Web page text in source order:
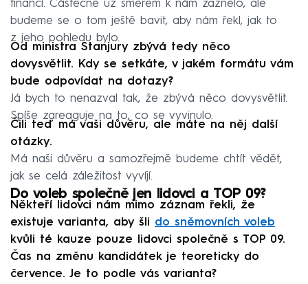
financí. Částečně už směrem k nám zaznělo, ale
budeme se o tom ještě bavit, aby nám řekl, jak to
z jeho pohledu bylo.
Od ministra Stanjury zbývá tedy něco
dovysvětlit. Kdy se setkáte, v jakém formátu vám
bude odpovídat na dotazy?
Já bych to nenazval tak, že zbývá něco dovysvětlit.
Spíše zareaguje na to, co se vyvinulo.
Čili teď má vaši důvěru, ale máte na něj další
otázky.
Má naši důvěru a samozřejmě budeme chtít vědět,
jak se celá záležitost vyvíjí.
Do voleb společně jen lidovci a TOP 09?
Někteří lidovci nám mimo záznam řekli, že
existuje varianta, aby šli do sněmovních voleb
kvůli té kauze pouze lidovci společně s TOP 09.
Čas na změnu kandidátek je teoreticky do
července. Je to podle vás varianta?